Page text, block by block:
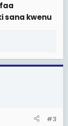
sana kwenu
#3